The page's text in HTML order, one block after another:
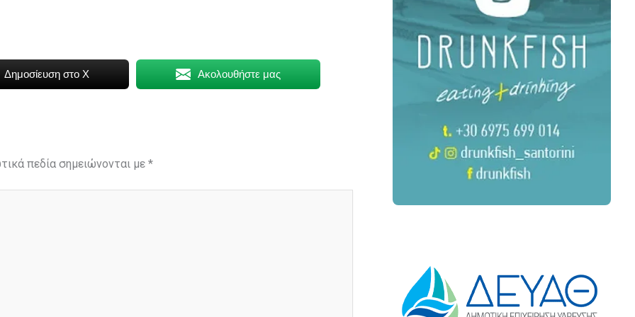
Δημοσίευση στο X Ακολουθήστε μας
πεδία σημειώνονται με *